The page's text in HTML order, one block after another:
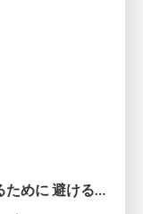
効果的な管理画面を デザインをするために 避けるべき5つの罠